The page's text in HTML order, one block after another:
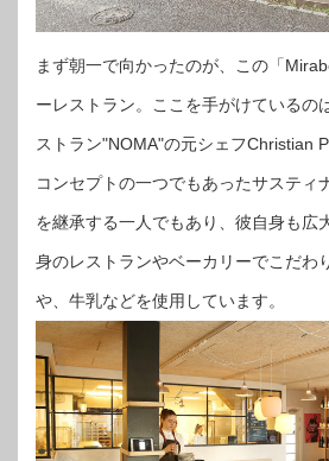
まず朝一で向かったのが、この「
ーレストラン。ここを手がけているの
ストラン"NOMA"の元シェフChristian
コンセプトの一つでもあったサスティ
を継承する一人でもあり、彼自身も広
身のレストランやベーカリーでこだわ
や、牛乳などを使用しています。